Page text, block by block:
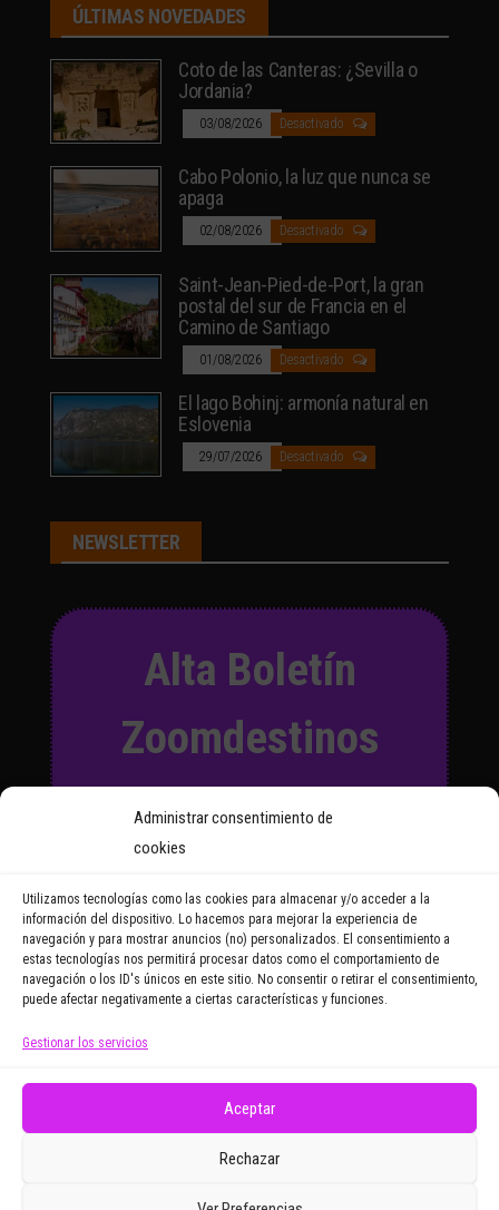
Administrar consentimiento de
cookies
Utilizamos tecnologías como las cookies para almacenar y/o acceder a la
información del dispositivo. Lo hacemos para mejorar la experiencia de
navegación y para mostrar anuncios (no) personalizados. El consentimiento a
estas tecnologías nos permitirá procesar datos como el comportamiento de
navegación o los ID's únicos en este sitio. No consentir o retirar el consentimiento,
puede afectar negativamente a ciertas características y funciones.
Gestionar los servicios
Aceptar
Rechazar
ÚLTIMAS NOVEDADES
Coto de las Canteras: ¿Sevilla o
Jordania?
03/08/2026 Desactivado
Cabo Polonio, la luz que nunca se
apaga
02/08/2026 Desactivado
Saint-Jean-Pied-de-Port, la gran
postal del sur de Francia en el
Camino de Santiago
01/08/2026 Desactivado
El lago Bohinj: armonía natural en
Eslovenia
29/07/2026 Desactivado
NEWSLETTER
Alta Boletín
Zoomdestinos
y recibirás regularmente las
noticias y reportajes que
Email Address
electrónicos promocionales de Zoomdestinos.es